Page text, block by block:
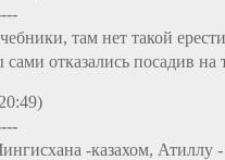
там нет такой
отказались посадив на
-казахом, Атиллу